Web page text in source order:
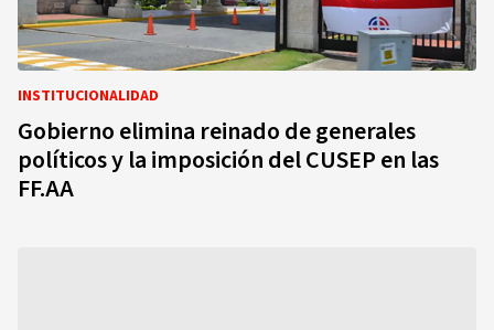
INSTITUCIONALIDAD
Gobierno elimina reinado de generales
políticos y la imposición del CUSEP en las
FF.AA